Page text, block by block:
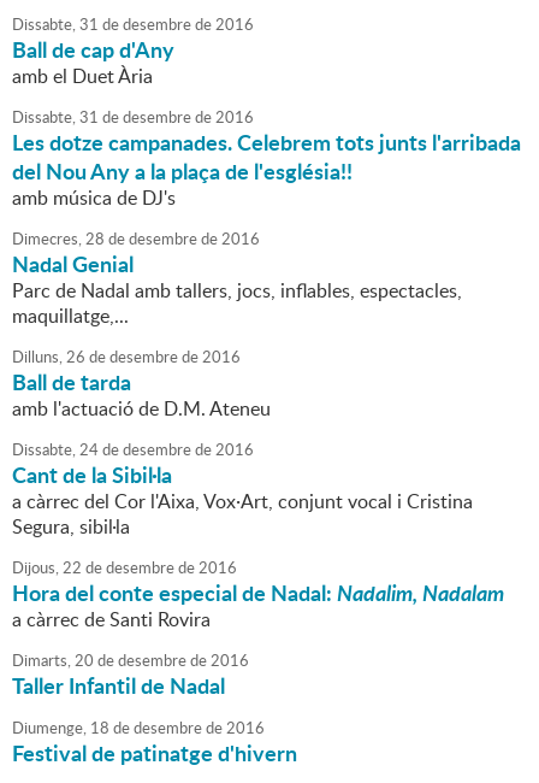
Dissabte,31 dedesembrede2016
Ball de cap d'Any
amb el Duet Ària
Dissabte,31 dedesembrede2016
Les dotze campanades. Celebrem tots junts l'arribada
del Nou Any a la plaça de l'església!!
amb música de DJ's
Dimecres,28 dedesembrede2016
Nadal Genial
Parc de Nadal amb tallers, jocs, inflables, espectacles,
maquillatge,...
Dilluns,26 dedesembrede2016
Ball de tarda
amb l'actuació de D.M. Ateneu
Dissabte,24dedesembrede2016
Cant de la Sibil·la
a càrrec del Cor l'Aixa, Vox·Art, conjunt vocal i Cristina
Segura, sibil·la
Dijous,22 dedesembrede2016
Hora del conte especial de Nadal:Nadalim, Nadalam
a càrrec de Santi Rovira
Dimarts,20 dedesembrede2016
Taller Infantil de Nadal
Diumenge, 18 dedesembrede2016
Festival de patinatge d'hivern